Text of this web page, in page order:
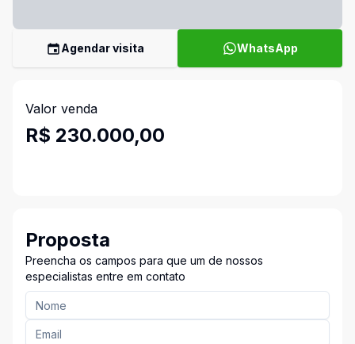
Agendar visita WhatsApp
Valor venda
R$ 230.000,00
Proposta
Preencha os campos para que um de nossos
especialistas entre em contato